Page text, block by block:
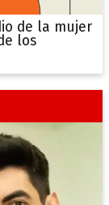
de la mujer
los